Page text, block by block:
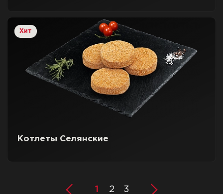
Хит
Котлеты Селянские
1 2 3